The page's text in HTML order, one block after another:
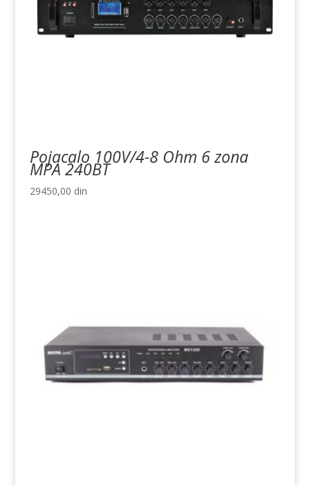
Pojacalo 100V/4-8 Ohm 6 zona
MPA 240BT
29450,00 din